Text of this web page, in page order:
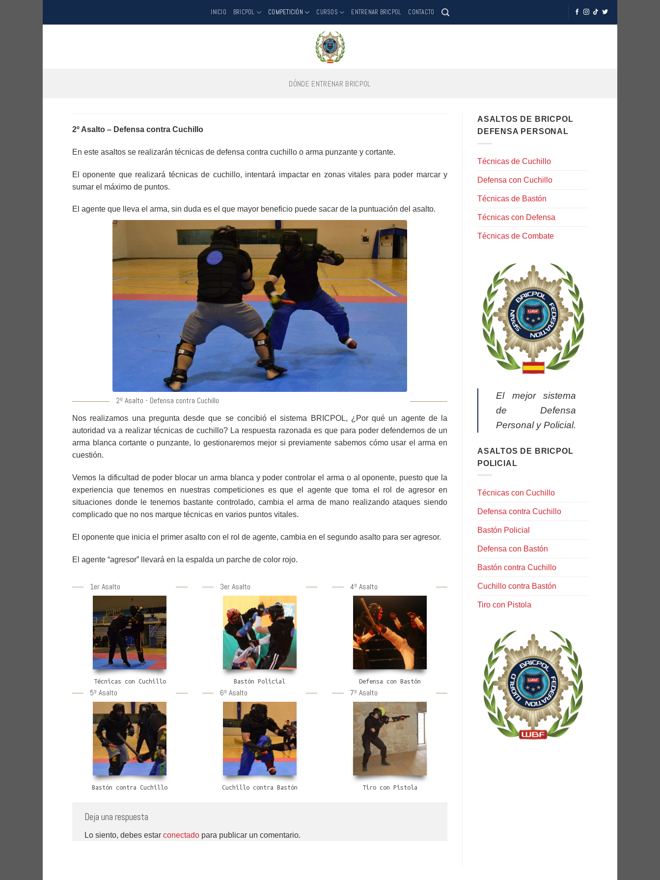
INICIO BRICPOL COMPETICIÓN CURSOS ENTRENAR BRICPOL CONTACTO
DÓNDE ENTRENAR BRICPOL
2º Asalto – Defensa contra Cuchillo
En este asaltos se realizarán técnicas de defensa contra cuchillo o arma punzante y cortante.
El oponente que realizará técnicas de cuchillo, intentará impactar en zonas vitales para poder marcar y
sumar el máximo de puntos.
El agente que lleva el arma, sin duda es el que mayor beneficio puede sacar de la puntuación del asalto.
2º Asalto - Defensa contra Cuchillo
Nos realizamos una pregunta desde que se concibió el sistema BRICPOL, ¿Por qué un agente de la
autoridad va a realizar técnicas de cuchillo? La respuesta razonada es que para poder defendernos de un
arma blanca cortante o punzante, lo gestionaremos mejor si previamente sabemos cómo usar el arma en
cuestión.
Vemos la dificultad de poder blocar un arma blanca y poder controlar el arma o al oponente, puesto que la
experiencia que tenemos en nuestras competiciones es que el agente que toma el rol de agresor en
situaciones donde le tenemos bastante controlado, cambia el arma de mano realizando ataques siendo
complicado que no nos marque técnicas en varios puntos vitales.
El oponente que inicia el primer asalto con el rol de agente, cambia en el segundo asalto para ser agresor.
El agente “agresor” llevará en la espalda un parche de color rojo.
1er Asalto
Técnicas con Cuchillo
3er Asalto
Bastón Policial
4º Asalto
Defensa con Bastón
5º Asalto
Bastón contra Cuchillo
6º Asalto
Cuchillo contra Bastón
7º Asalto
Tiro con Pistola
Deja una respuesta
Lo siento, debes estar conectado para publicar un comentario.
ASALTOS DE BRICPOL
DEFENSA PERSONAL
Técnicas de Cuchillo
Defensa con Cuchillo
Técnicas de Bastón
Técnicas con Defensa
Técnicas de Combate
El mejor sistema
de Defensa
Personal y Policial.
ASALTOS DE BRICPOL
POLICIAL
Técnicas con Cuchillo
Defensa contra Cuchillo
Bastón Policial
Defensa con Bastón
Bastón contra Cuchillo
Cuchillo contra Bastón
Tiro con Pistola